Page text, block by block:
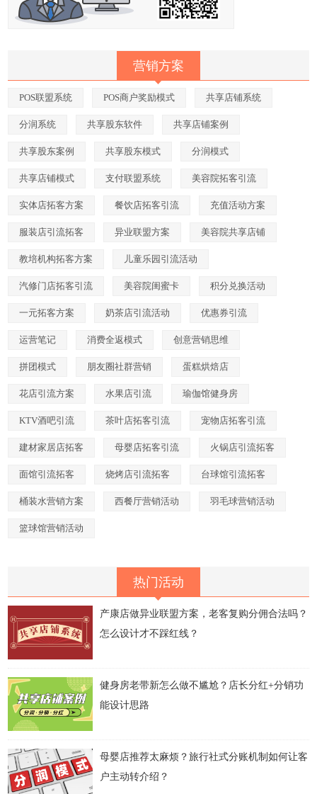
营销方案
POS联盟系统 POS商户奖励模式 共享店铺系统
分润系统 共享股东软件 共享店铺案例
共享股东案例 共享股东模式 分润模式
共享店铺模式 支付联盟系统 美容院拓客引流
实体店拓客方案 餐饮店拓客引流 充值活动方案
服装店引流拓客 异业联盟方案 美容院共享店铺
教培机构拓客方案 儿童乐园引流活动
汽修门店拓客引流 美容院闺蜜卡 积分兑换活动
一元拓客方案 奶茶店引流活动 优惠券引流
运营笔记 消费全返模式 创意营销思维
拼团模式 朋友圈社群营销 蛋糕烘焙店
花店引流方案 水果店引流 瑜伽馆健身房
KTV酒吧引流 茶叶店拓客引流 宠物店拓客引流
建材家居店拓客 母婴店拓客引流 火锅店引流拓客
面馆引流拓客 烧烤店引流拓客 台球馆引流拓客
桶装水营销方案 西餐厅营销活动 羽毛球营销活动
篮球馆营销活动
热门活动
产康店做异业联盟方案，老客复购分佣合法吗？
怎么设计才不踩红线？
健身房老带新怎么做不尴尬？店长分红+分销功
能设计思路
母婴店推荐太麻烦？旅行社式分账机制如何让客
户主动转介绍？